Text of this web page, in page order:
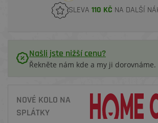
SLEVA 110 KČ NA DALŠÍ
Našli jste nižší cenu?
Řekněte nám kde a my ji dorovnáme.
NOVÉ KOLO NA
SPLÁTKY